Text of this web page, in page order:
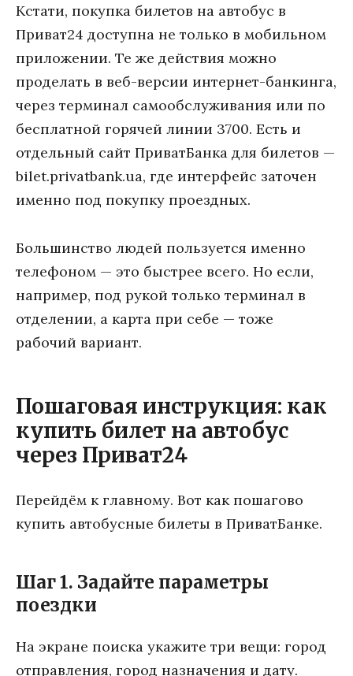
Кстати, покупка билетов на автобус в
Приват24 доступна не только в мобильном
приложении. Те же действия можно
проделать в веб-версии интернет-банкинга,
через терминал самообслуживания или по
бесплатной горячей линии 3700. Есть и
отдельный сайт ПриватБанка для билетов —
bilet.privatbank.ua, где интерфейс заточен
именно под покупку проездных.
Большинство людей пользуется именно
телефоном — это быстрее всего. Но если,
например, под рукой только терминал в
отделении, а карта при себе — тоже
рабочий вариант.
Пошаговая инструкция: как
купить билет на автобус
через Приват24
Перейдём к главному. Вот как пошагово
купить автобусные билеты в ПриватБанке.
Шаг 1. Задайте параметры
поездки
На экране поиска укажите три вещи: город
отправления, город назначения и дату.